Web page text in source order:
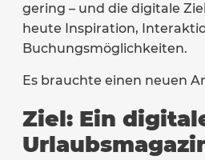
gering – und die digitale
heute Inspiration,
Buchungsmöglichkeiten.
Es brauchte einen neuen
Ziel: Ein